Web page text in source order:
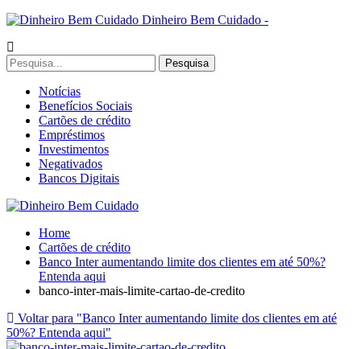
Dinheiro Bem Cuidado -
Notícias
Benefícios Sociais
Cartões de crédito
Empréstimos
Investimentos
Negativados
Bancos Digitais
Home
Cartões de crédito
Banco Inter aumentando limite dos clientes em até 50%?
Entenda aqui
banco-inter-mais-limite-cartao-de-credito
Voltar para "Banco Inter aumentando limite dos clientes em até
50%? Entenda aqui"